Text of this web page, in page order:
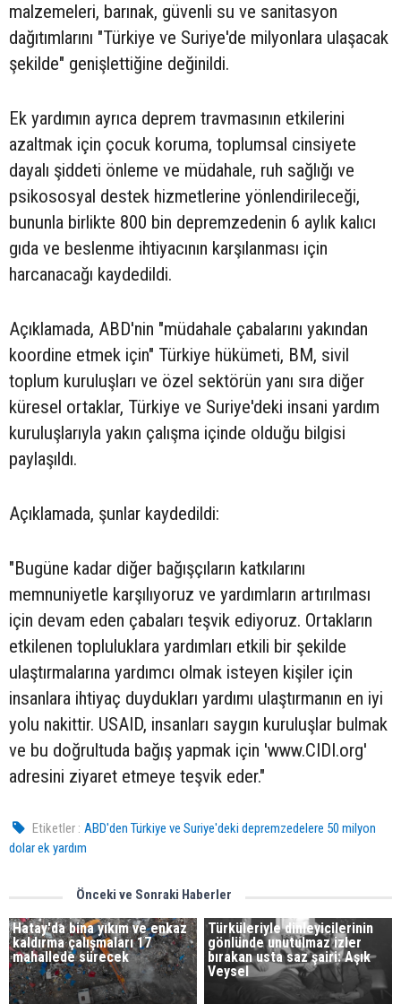
malzemeleri, barınak, güvenli su ve sanitasyon
dağıtımlarını "Türkiye ve Suriye'de milyonlara ulaşacak
şekilde" genişlettiğine değinildi.
Ek yardımın ayrıca deprem travmasının etkilerini
azaltmak için çocuk koruma, toplumsal cinsiyete
dayalı şiddeti önleme ve müdahale, ruh sağlığı ve
psikososyal destek hizmetlerine yönlendirileceği,
bununla birlikte 800 bin depremzedenin 6 aylık kalıcı
gıda ve beslenme ihtiyacının karşılanması için
harcanacağı kaydedildi.
Açıklamada, ABD'nin "müdahale çabalarını yakından
koordine etmek için" Türkiye hükümeti, BM, sivil
toplum kuruluşları ve özel sektörün yanı sıra diğer
küresel ortaklar, Türkiye ve Suriye'deki insani yardım
kuruluşlarıyla yakın çalışma içinde olduğu bilgisi
paylaşıldı.
Açıklamada, şunlar kaydedildi:
"Bugüne kadar diğer bağışçıların katkılarını
memnuniyetle karşılıyoruz ve yardımların artırılması
için devam eden çabaları teşvik ediyoruz. Ortakların
etkilenen topluluklara yardımları etkili bir şekilde
ulaştırmalarına yardımcı olmak isteyen kişiler için
insanlara ihtiyaç duydukları yardımı ulaştırmanın en iyi
yolu nakittir. USAID, insanları saygın kuruluşlar bulmak
ve bu doğrultuda bağış yapmak için 'www.CIDI.org'
adresini ziyaret etmeye teşvik eder."
Etiketler : ABD'den Türkiye ve Suriye'deki depremzedelere 50 milyon
dolar ek yardım
Önceki ve Sonraki Haberler
Hatay'da bina yıkım ve enkaz
kaldırma çalışmaları 17
mahallede sürecek
Türküleriyle dinleyicilerinin
gönlünde unutulmaz izler
bırakan usta saz şairi: Aşık
Veysel